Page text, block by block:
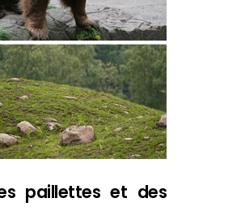
paillettes et des